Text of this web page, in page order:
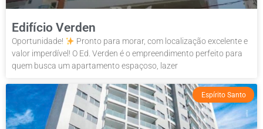
Edifício Verden
Oportunidade!
Pronto para morar, com localização excelente e
valor imperdível! O Ed. Verden é o empreendimento perfeito para
quem busca um apartamento espaçoso, lazer
Espírito Santo